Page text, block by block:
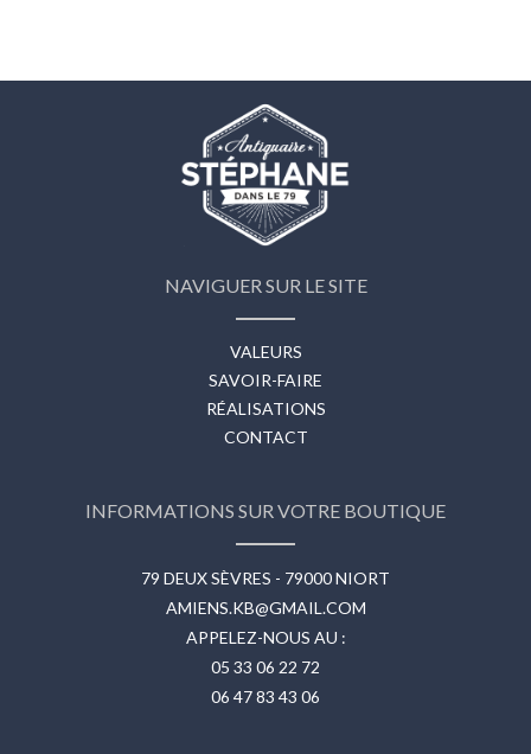
NAVIGUER SUR LE SITE
VALEURS
SAVOIR-FAIRE
RÉALISATIONS
CONTACT
INFORMATIONS SUR VOTRE BOUTIQUE
79 DEUX SÈVRES - 79000 NIORT
AMIENS.KB@GMAIL.COM
APPELEZ-NOUS AU :
05 33 06 22 72
06 47 83 43 06